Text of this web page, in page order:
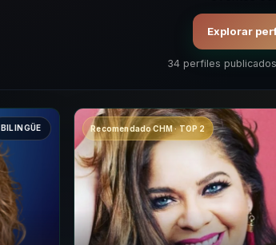
Explorar
34 perfiles
BILINGÜE Recomendado CHM · TOP 2